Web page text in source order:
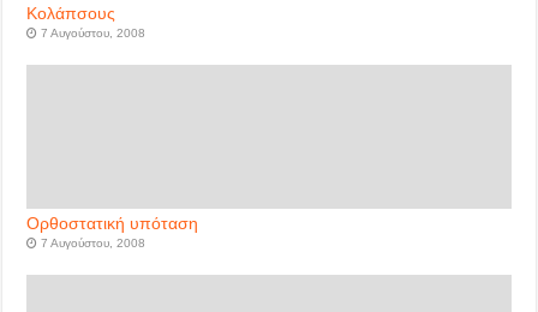
Κολάπσους
7 Αυγούστου, 2008
Ορθοστατική υπόταση
7 Αυγούστου, 2008